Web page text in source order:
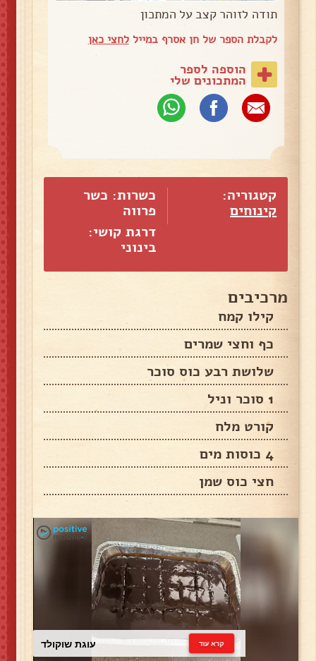
תודה לזוהר קצב על המתכון
לקבלת הספר של חן אסרף במייללחצי כאן
הוספה לספר
המתכונים שלי
קטגוריה:
קינוחים
כשרות: כשר
פרווה
דרגת קושי:
בינוני
מרכיבים
קילו קמח
כף וחצי שמרים
שלושת רבע כוס סוכר
1 סוכר וניל
קורט מלח
4 כוסות מים
חצי כוס שמן
עוגת שוקולד קרא עוד